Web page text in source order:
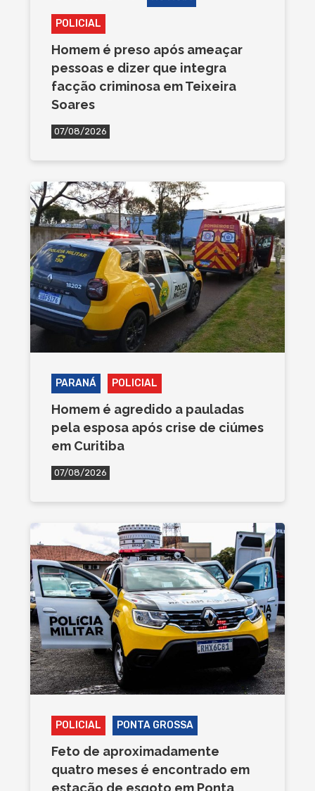
POLICIAL
Homem é preso após ameaçar
pessoas e dizer que integra
facção criminosa em Teixeira
Soares
07/08/2026
PARANÁ POLICIAL
Homem é agredido a pauladas
pela esposa após crise de ciúmes
em Curitiba
07/08/2026
POLICIAL PONTA GROSSA
Feto de aproximadamente
quatro meses é encontrado em
estação de esgoto em Ponta